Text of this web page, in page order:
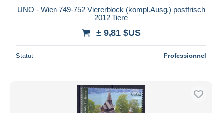
UNO - Wien 749-752 Viererblock (kompl.Ausg.) postfrisch
2012 Tiere
± 9,81 $US
Statut Professionnel